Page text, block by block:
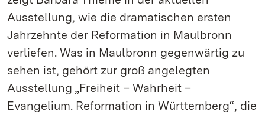
Ausstellung, wie die dramatischen ersten
Jahrzehnte der Reformation in Maulbronn
verliefen. Was in Maulbronn gegenwärtig zu
sehen ist, gehört zur groß angelegten
Ausstellung „Freiheit – Wahrheit –
Evangelium. Reformation in Württemberg“, die